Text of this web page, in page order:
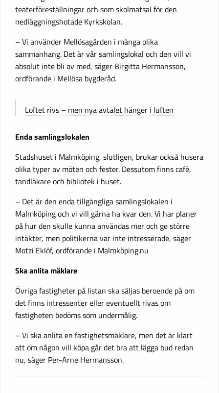
teaterföreställningar och som skolmatsal för den
nedläggningshotade Kyrkskolan.
– Vi använder Mellösagården i många olika
sammanhang. Det är vår samlingslokal och den vill vi
absolut inte bli av med, säger Birgitta Hermansson,
ordförande i Mellösa bygderåd.
Loftet rivs – men nya avtalet hänger i luften
Enda samlingslokalen
Stadshuset i Malmköping, slutligen, brukar också husera
olika typer av möten och fester. Dessutom finns café,
tandläkare och bibliotek i huset.
– Det är den enda tillgängliga samlingslokalen i
Malmköping och vi vill gärna ha kvar den. Vi har planer
på hur den skulle kunna användas mer och ge större
intäkter, men politikerna var inte intresserade, säger
Motzi Eklöf, ordförande i Malmköping.nu
Ska anlita mäklare
Övriga fastigheter på listan ska säljas beroende på om
det finns intressenter eller eventuellt rivas om
fastigheten bedöms som undermålig.
– Vi ska anlita en fastighetsmäklare, men det är klart
att om någon vill köpa går det bra att lägga bud redan
nu, säger Per-Arne Hermansson.